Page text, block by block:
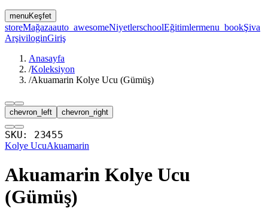
menuKeşfet
storeMağazaauto_awesomeNiyetlerschoolEğitimlermenu_bookŞiva
ArşiviloginGiriş
Anasayfa
/Koleksiyon
/Akuamarin Kolye Ucu (Gümüş)
chevron_left chevron_right
SKU: 23455
Kolye UcuAkuamarin
Akuamarin Kolye Ucu
(Gümüş)